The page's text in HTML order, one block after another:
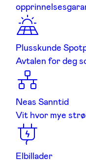
Plusskunde
Avtalen for deg
Neas Sanntid
Vit hvor mye
Elbillader